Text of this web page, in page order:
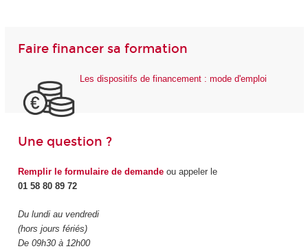
Faire financer sa formation
Les dispositifs de financement : mode d'emploi
Une question ?
Remplir le formulaire de demandeou appeler le
01 58 80 89 72
Du lundi au vendredi
(hors jours fériés)
De 09h30 à 12h00